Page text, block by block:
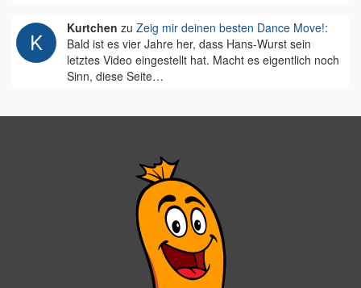
Kurtchen zu Zeig mir deinen besten Dance Move!:
Bald ist es vier Jahre her, dass Hans-Wurst sein
letztes Video eingestellt hat. Macht es eigentlich noch
Sinn, diese Seite…